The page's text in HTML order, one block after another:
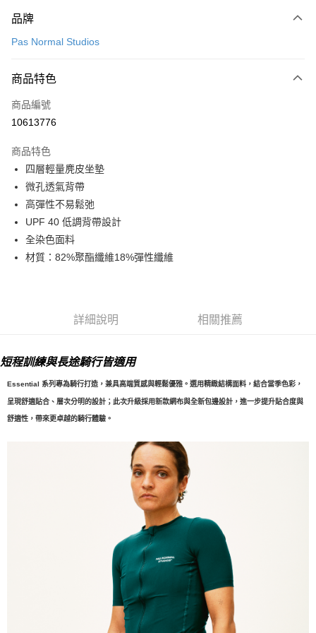
信用卡一次付款
LINE Pay
Apple Pay
運送方式
全家店到店
每筆NT$80，滿NT$10,000(含以上)免運費
付款後全家取貨
每筆NT$80，滿NT$10,000(含以上)免運費
付款後7-11取貨
宅配
每筆NT$130，滿NT$10,000(含以上)免運費
品牌
Pas Normal Studios
商品特色
商品編號
10613776
商品特色
四層輕量麂皮坐墊
微孔透氣背帶
高彈性不易鬆弛
UPF 40 低調背帶設計
全染色面料
材質：82%聚酯纖維18%彈性纖維
詳細說明 相關推薦
短程訓練與長途騎行皆適用
Essential 系列專為騎行打造，兼具高端質感與輕鬆優雅。選用精緻結構面料，結合當季色彩，
呈現舒適貼合、層次分明的設計； 此次升級採用新款網布與全新包邊設計，進一步提升貼合度與
舒適性，帶來更卓越的騎行體驗。